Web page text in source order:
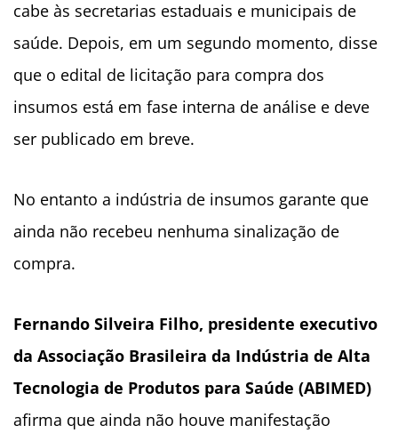
cabe às secretarias estaduais e municipais de
saúde. Depois, em um segundo momento, disse
que o edital de licitação para compra dos
insumos está em fase interna de análise e deve
ser publicado em breve.
No entanto a indústria de insumos garante que
ainda não recebeu nenhuma sinalização de
compra.
Fernando Silveira Filho, presidente executivo
da Associação Brasileira da Indústria de Alta
Tecnologia de Produtos para Saúde (ABIMED)
afirma que ainda não houve manifestação